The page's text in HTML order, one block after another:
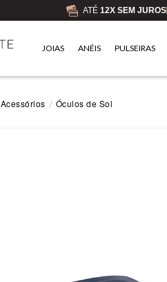
ATÉ 12X SEM JUROS
JOIAS ANÉIS PULSEIRAS
Acessórios Óculos de Sol